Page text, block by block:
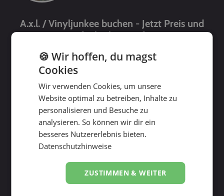
A.x.l. / Vinyljunkee buchen - Jetzt Preis und
Verfügbarkeit prüfen!
bis
🍪 Wir hoffen, du magst
Cookies
Wir verwenden Cookies, um unsere
Website optimal zu betreiben, Inhalte zu
personalisieren und Besuche zu
analysieren. So können wir dir ein
besseres Nutzererlebnis bieten.
Datenschutzhinweise
ZUSTIMMEN & WEITER